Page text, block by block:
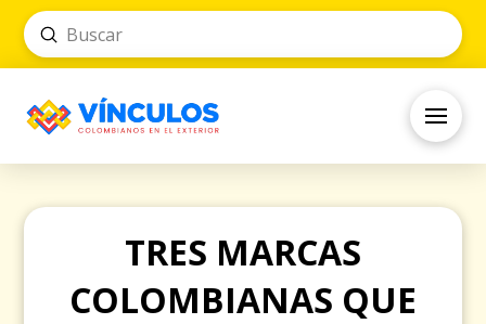
Search
Submit
TRES MARCAS
COLOMBIANAS QUE